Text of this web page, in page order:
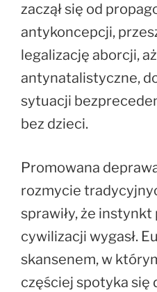
zaczął się od
antykoncepcji,
legalizację aborcji,
antynatalistyczne,
sytuacji
bez dzieci.
Promowana
rozmycie
sprawiły, że
cywilizacji wygasł.
skansenem, w
częściej spotyka się